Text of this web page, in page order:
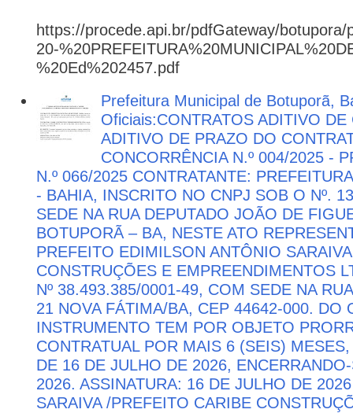
https://procede.api.br/pdfGateway/
20-
%20Ed%202457.pdf
Prefeitura Municipal de Botuporã,
Oficiais:CONTRATOS ADITIVO DE
ADITIVO DE PRAZO DO
CONCORRÊNCIA N.º 004/2025 -
N.º 066/2025 CONTRATANTE:
- BAHIA, INSCRITO NO CNPJ SOB O Nº.
SEDE NA RUA DEPUTADO JOÃO DE
BOTUPORÃ – BA, NESTE ATO
PREFEITO EDIMILSON ANTÔNIO
CONSTRUÇÕES E EMPREENDIMENTOS
Nº 38.493.385/0001-49, COM SEDE NA
21 NOVA FÁTIMA/BA, CEP 44642-000. DO
INSTRUMENTO TEM POR OBJETO
CONTRATUAL POR MAIS 6 (SEIS)
DE 16 DE JULHO DE 2026,
2026. ASSINATURA: 16 DE JULHO DE
SARAIVA /PREFEITO CARIBE